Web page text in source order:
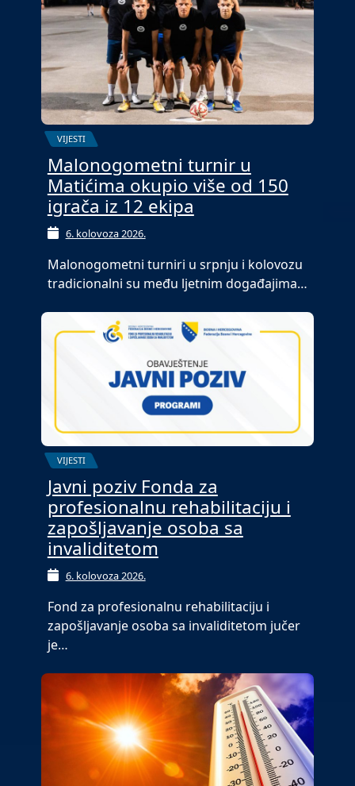
VIJESTI
Malonogometni turnir u
Matićima okupio više od 150
igrača iz 12 ekipa
6. kolovoza 2026.
Malonogometni turniri u srpnju i kolovozu
tradicionalni su među ljetnim događajima…
VIJESTI
Javni poziv Fonda za
profesionalnu rehabilitaciju i
zapošljavanje osoba sa
invaliditetom
6. kolovoza 2026.
Fond za profesionalnu rehabilitaciju i
zapošljavanje osoba sa invaliditetom jučer
je…